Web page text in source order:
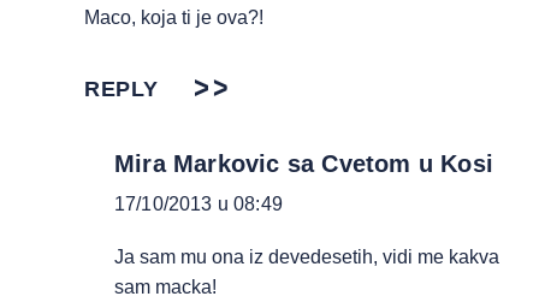
Maco, koja ti je ova?!
REPLY
Mira Markovic sa Cvetom u Kosi
17/10/2013 u 08:49
Ja sam mu ona iz devedesetih, vidi me kakva
sam macka!